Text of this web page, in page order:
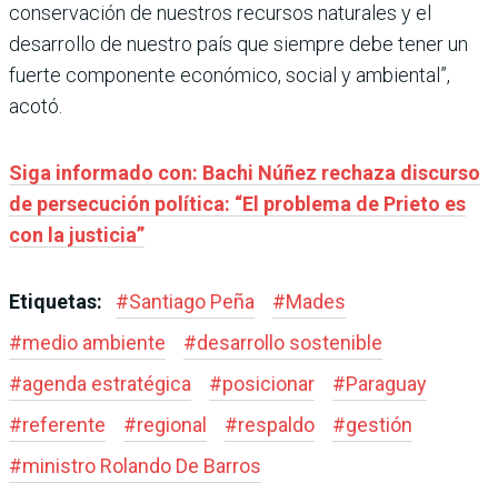
conservación de nuestros recursos naturales y el
desarrollo de nuestro país que siempre debe tener un
fuerte componente económico, social y ambiental”,
acotó.
Siga informado con: Bachi Núñez rechaza discurso
de persecución política: “El problema de Prieto es
con la justicia”
Etiquetas: #Santiago Peña #Mades
#medio ambiente #desarrollo sostenible
#agenda estratégica #posicionar #Paraguay
#referente #regional #respaldo #gestión
#ministro Rolando De Barros